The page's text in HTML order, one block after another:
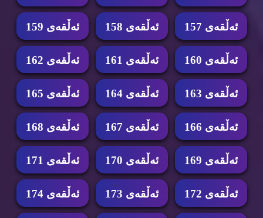
ئه‌ڵقه‌ی 157 ئه‌ڵقه‌ی 158 ئه‌ڵقه‌ی 159
ئه‌ڵقه‌ی 160 ئه‌ڵقه‌ی 161 ئه‌ڵقه‌ی 162
ئه‌ڵقه‌ی 163 ئه‌ڵقه‌ی 164 ئه‌ڵقه‌ی 165
ئه‌ڵقه‌ی 166 ئه‌ڵقه‌ی 167 ئه‌ڵقه‌ی 168
ئه‌ڵقه‌ی 169 ئه‌ڵقه‌ی 170 ئه‌ڵقه‌ی 171
ئه‌ڵقه‌ی 172 ئه‌ڵقه‌ی 173 ئه‌ڵقه‌ی 174